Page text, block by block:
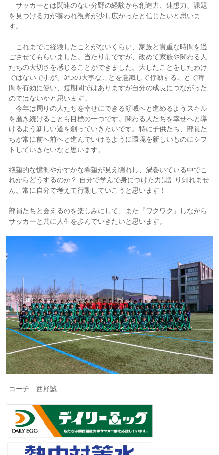
サッカーとは関連のない分野の経験から創造力、連想力、課題
を見つける力が養われ視野が少し広がったと信じたいと思いま
す。
これまでに経験したことがないくらい、家族と貴重な時間を過
ごさせてもらいました。当たり前ですが、改めて家族や関わる人
たちの大切さを感じることができました。大したことをしたわけ
ではないですが、3つの大事なことを意識して行動することで時
間を有効に使い、短期間ではありますが自分の成長につながった
のではないかと思います。
今年は周りの人たちを幸せにできる領域へと進めるようスキル
を磨き続けることも目標の一つです。関わる人たちを幸せへと導
けるよう新しい道を創っていきたいです。特に子供たち、部員た
ちが常に前へ前へと進んでいけるように環境を新しいものにシフ
トしていきたいなと思います。
絶望的な憶測やかすかな希望が見え隠れし、渦巻いている中でこ
れからどうするのか？ 自分で学んで身につけた力は計り知れませ
ん。常に自分で考えて行動していこうと思います！
部員たちと会えるのを楽しみにして、また『ワクワク』しながら
サッカーと共に人生を歩んでいきたいと思います。
コーチ 西野誠